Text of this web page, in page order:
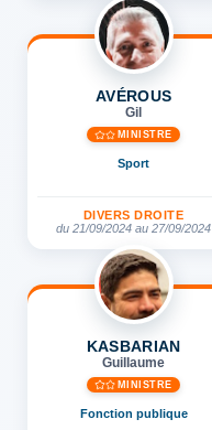
AVÉROUS
Gil
MINISTRE
Sport
DIVERS DROITE
du 21/09/2024 au 27/09/2024
KASBARIAN
Guillaume
MINISTRE
Fonction publique